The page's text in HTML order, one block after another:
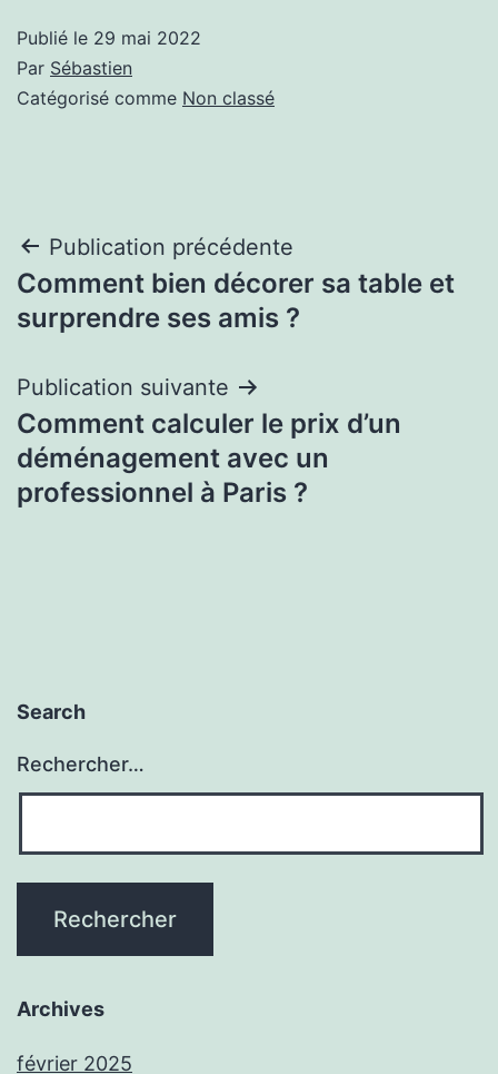
Publié le 29 mai 2022
Par Sébastien
Catégorisé comme Non classé
Navigation
de
Publication précédente
Comment bien décorer sa table et
surprendre ses amis ?
Publication suivante
Comment calculer le prix d’un
déménagement avec un
professionnel à Paris ?
Search
Rechercher…
Archives
février 2025